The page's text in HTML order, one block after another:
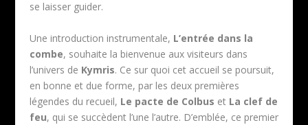
se laisser guider.
Une introduction instrumentale, L’entrée dans la
combe, souhaite la bienvenue aux visiteurs dans
l’univers de Kymris. Ce sur quoi cet accueil se poursuit,
en bonne et due forme, par les deux premières
légendes du recueil, Le pacte de Colbus et La clef de
feu, qui se succèdent l’une l’autre. D’emblée, ce premier